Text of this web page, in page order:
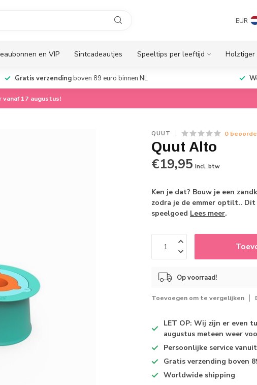
EUR
en VIP Sintcadeautjes Speeltips per leeftijd Holztiger
Persoonlijke servicevanuit ons familiebedrijf Gratis
17 augustus!
QUUT 0
Quut Alto
€19,95 Incl. btw
Ken je dat? Bouw je een
zodra je de emmer optilt..
speelgoed Lees meer.
Op voorraad!
Toevoegen om te vergelijken
LET OP: Wij zijn er even
augustus meteen weer
Persoonlijke service
Gratis verzending boven
Worldwide shipping